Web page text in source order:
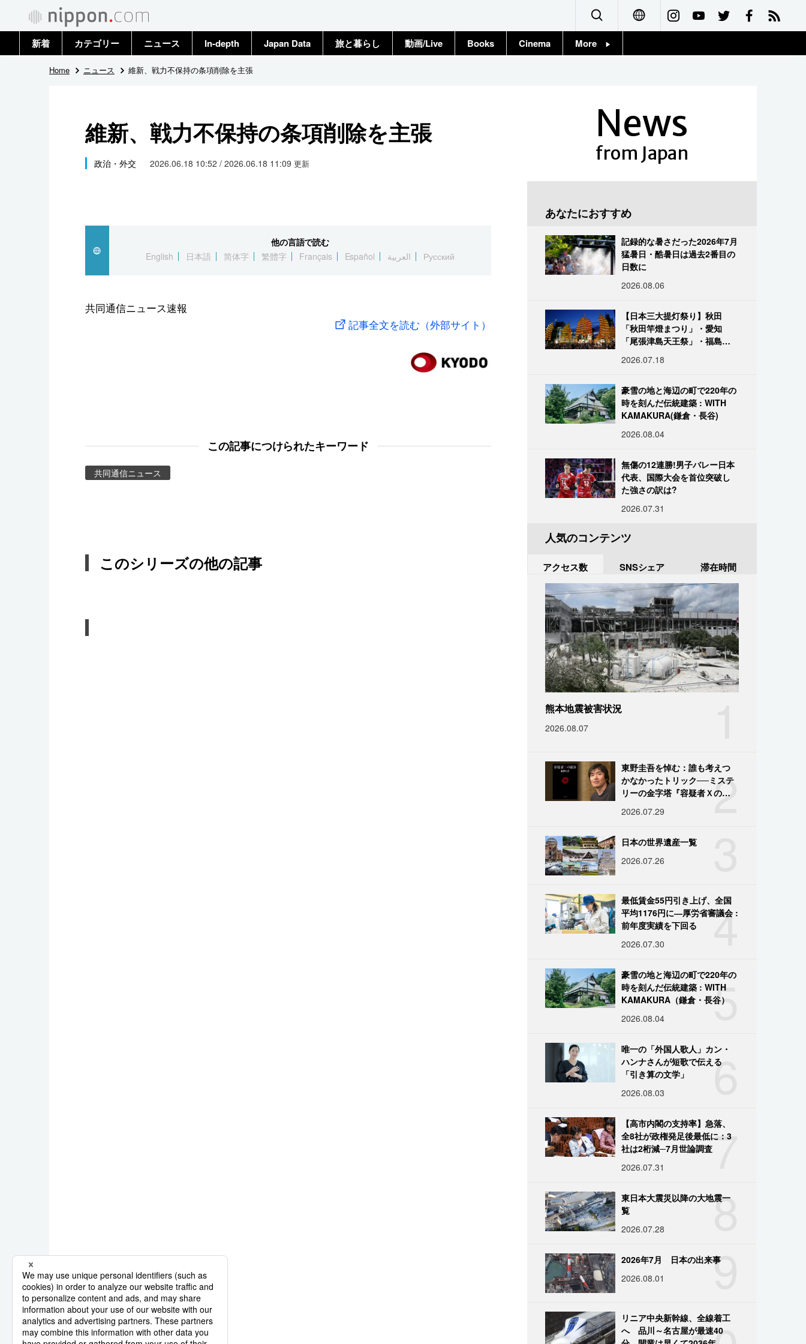
Français
新着 カテゴリー
政治・外交
国際
科学・技術
暮らし
ニュース
トップ
In-depth Japan Data 旅と暮らし 動画/Live Books Cinema More
Home ニュース 維新、戦力不保持の条項削除を主張
維新、戦力不保持の条項削除を主張
政治・外交 2026.06.18 10:52 / 2026.06.18 11:09 更新
他の言語で読む
English
日本語 简体字 繁體字 Français Español العربية Русский
共同通信ニュース速報
記事全文を読む（外部サイト）
この記事につけられたキーワード
共同通信ニュース
このシリーズの他の記事
News
from Japan
あなたにおすすめ
記録的な暑さだった2026年7月
猛暑日・酷暑日は過去2番目の
日数に
2026.08.06
【日本三大提灯祭り】秋田
「秋田竿燈まつり」・愛知
「尾張津島天王祭」・福島
だしい灯火が夜空を照らす光
2026.07.18
豪雪の地と海辺の町で220年の
時を刻んだ伝統建築 : WITH
KAMAKURA(鎌倉・長谷)
2026.08.04
無傷の12連勝!男子バレー日本
代表、国際大会を首位突破し
た強さの訳は?
2026.07.31
人気のコンテンツ
アクセス数 SNSシェア 滞在時間
熊本地震被害状況
2026.08.07
2
東野圭吾を悼む：誰も考えつ
かなかったトリック──ミステ
リーの金字塔『容疑者Ｘの献
2026.07.29
日本の世界遺産一覧
2026.07.26
4
最低賃金55円引き上げ、全国
平均1176円に―厚労省審議会 :
前年度実績を下回る
2026.07.30
5
豪雪の地と海辺の町で220年の
時を刻んだ伝統建築 : WITH
KAMAKURA（鎌倉・長谷）
2026.08.04
6
唯一の「外国人歌人」カン・
ハンナさんが短歌で伝える
「引き算の文学」
2026.08.03
7
【高市内閣の支持率】急落、
全8社が政権発足後最低に：3
社は2桁減─7月世論調査
2026.07.31
8
東日本大震災以降の大地震一
覧
2026.07.28
9
2026年7月 日本の出来事
2026.08.01
リニア中央新幹線、全線着工
へ 品川～名古屋が最速40